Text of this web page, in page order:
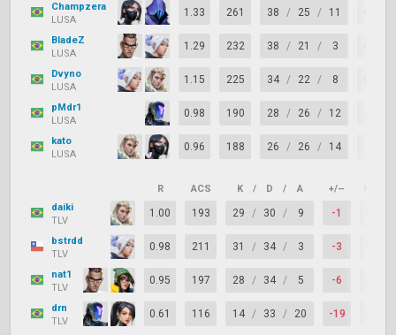
Champzera
LUSA
1.33 261 38 / 25 / 11
BladeZ
LUSA
1.29 232 38 / 21 / 3
Dvyno
LUSA
1.15 225 34 / 22 / 8
pMdr1
LUSA
0.98 190 28 / 26 / 12
kato
LUSA
0.96 188 26 / 26 / 14
R ACS K / D / A +/–
daiki
TLV
1.00 193 29 / 30 / 9 -1
bstrdd
TLV
0.98 211 31 / 34 / 3 -3
nat1
TLV
0.95 197 28 / 34 / 5 -6
drn
TLV
0.61 116 14 / 33 / 20 -19